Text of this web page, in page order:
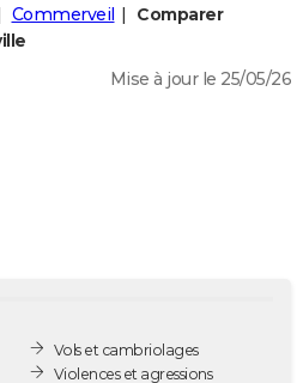
Commerveil
Comparer
Mise à jour le 25/05/26
Vols et cambriolages
Violences et agressions